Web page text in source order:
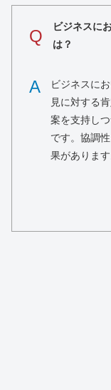
Q
ビジネスに
は？
A
ビジネスに
見に対する
案を支持し
です。協調
果があります